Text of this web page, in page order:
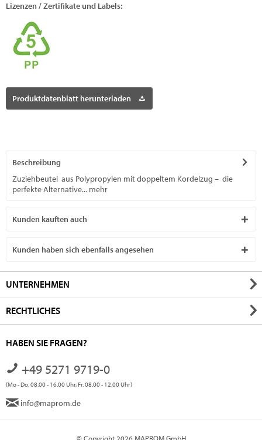
Lizenzen / Zertifikate und Labels:
Produktdatenblatt herunterladen
Beschreibung
Zuziehbeutel aus Polypropylen mit doppeltem Kordelzug – die
perfekte Alternative... mehr
Kunden kauften auch
Kunden haben sich ebenfalls angesehen
UNTERNEHMEN
RECHTLICHES
HABEN SIE FRAGEN?
+49 5271 9719-0
(Mo - Do. 08.00 - 16.00 Uhr, Fr. 08.00 - 12.00 Uhr)
info@maprom.de